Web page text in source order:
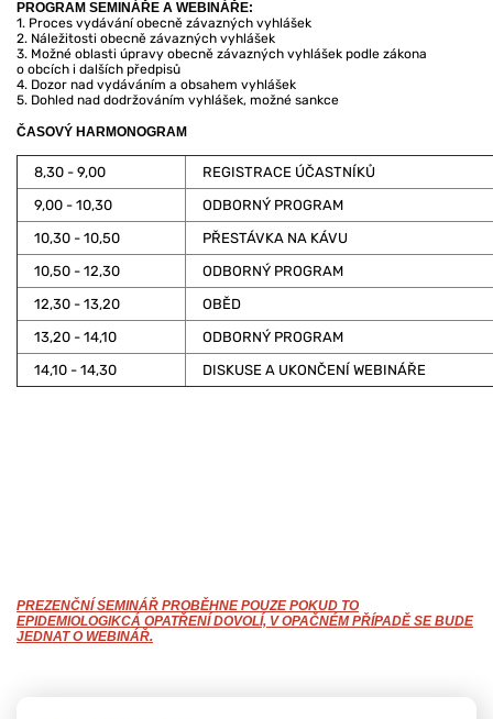
PROGRAM SEMINÁŘE A WEBINÁŘE:
1. Proces vydávání obecně závazných vyhlášek
2. Náležitosti obecně závazných vyhlášek
3. Možné oblasti úpravy obecně závazných vyhlášek podle zákona
o obcích i dalších předpisů
4. Dozor nad vydáváním a obsahem vyhlášek
5. Dohled nad dodržováním vyhlášek, možné sankce
ČASOVÝ HARMONOGRAM
8,30 - 9,00
REGISTRACE ÚČASTNÍKŮ
9,00 - 10,30
ODBORNÝ PROGRAM
10,30 - 10,50
PŘESTÁVKA NA KÁVU
10,50 - 12,30
ODBORNÝ PROGRAM
12,30 - 13,20
OBĚD
13,20 - 14,10
ODBORNÝ PROGRAM
14,10 - 14,30
DISKUSE A UKONČENÍ WEBINÁŘE
PREZENČNÍ SEMINÁŘ PROBĚHNE POUZE POKUD TO
EPIDEMIOLOGIKCÁ OPATŘENÍ DOVOLÍ, V OPAČNÉM PŘÍPADĚ SE BUDE
JEDNAT O WEBINÁŘ.